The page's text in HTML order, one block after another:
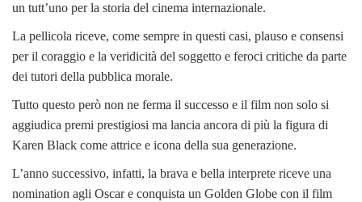
un tutt’uno per la storia del cinema internazionale.
La pellicola riceve, come sempre in questi casi, plauso e consensi
per il coraggio e la veridicità del soggetto e feroci critiche da parte
dei tutori della pubblica morale.
Tutto questo però non ne ferma il successo e il film non solo si
aggiudica premi prestigiosi ma lancia ancora di più la figura di
Karen Black come attrice e icona della sua generazione.
L’anno successivo, infatti, la brava e bella interprete riceve una
nomination agli Oscar e conquista un Golden Globe con il film